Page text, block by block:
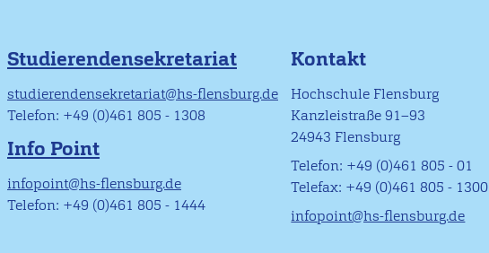
Studierendensekretariat
studierendensekretariat@hs-flensburg.de
Telefon: +49 (0)461 805 - 1308
Info Point
infopoint@hs-flensburg.de
Telefon: +49 (0)461 805 - 1444
Kontakt
Hochschule Flensburg
Kanzleistraße 91–93
24943 Flensburg
Telefon: +49 (0)461 805 - 01
Telefax: +49 (0)461 805 - 1300
infopoint@hs-flensburg.de